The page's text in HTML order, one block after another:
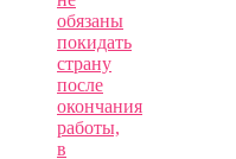
обязаны
покидать
страну
после
окончания
работы,
в